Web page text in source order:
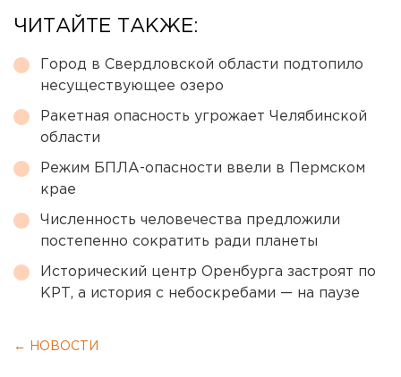
ЧИТАЙТЕ ТАКЖЕ:
Город в Свердловской области подтопило
несуществующее озеро
Ракетная опасность угрожает Челябинской
области
Режим БПЛА-опасности ввели в Пермском
крае
Численность человечества предложили
постепенно сократить ради планеты
Исторический центр Оренбурга застроят по
КРТ, а история с небоскребами — на паузе
← НОВОСТИ